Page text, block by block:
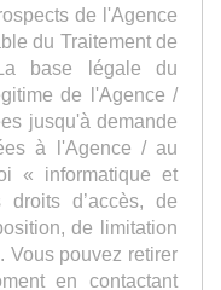
de l'Agence
du Traitement de
base légale du
de l'Agence /
jusqu'à demande
à l'Agence / au
« informatique et
d’accès, de
de limitation
Vous pouvez retirer
en contactant